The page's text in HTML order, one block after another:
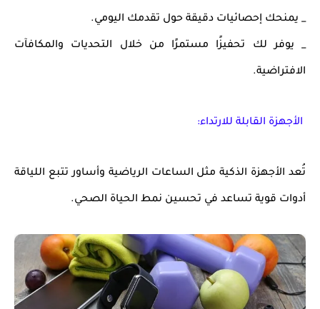
_ يمنحك إحصائيات دقيقة حول تقدمك اليومي.
_ يوفر لك تحفيزًا مستمرًا من خلال التحديات والمكافآت
الافتراضية.
الأجهزة القابلة للارتداء:
تُعد الأجهزة الذكية مثل الساعات الرياضية وأساور تتبع اللياقة
أدوات قوية تساعد في تحسين نمط الحياة الصحي.